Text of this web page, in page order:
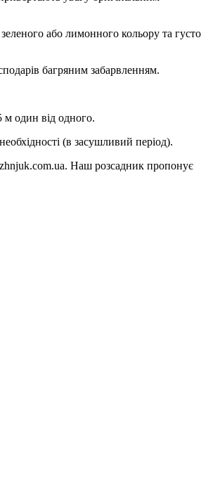
або лимонного кольору та густо
багряним забарвленням.
м один від одного.
(в засушливий період).
Наш розсадник пропонує